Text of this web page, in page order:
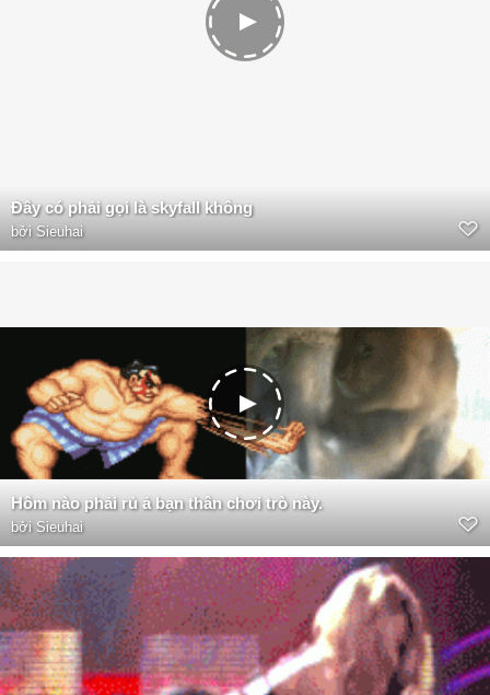
Đây có phải gọi là skyfall không
bởi Sieuhai
Hôm nào phải rủ ả bạn thân chơi trò này.
bởi Sieuhai